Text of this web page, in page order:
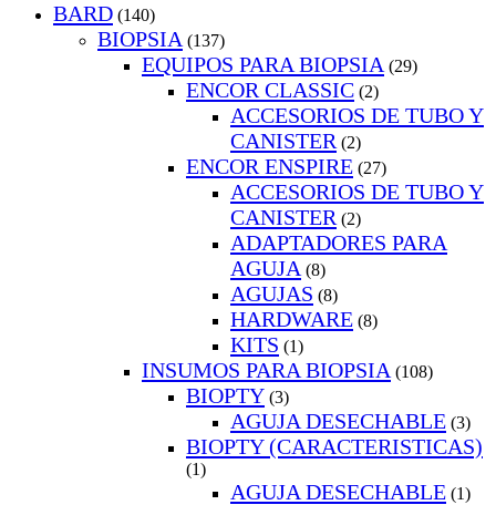
BARD (140)
BIOPSIA (137)
EQUIPOS PARA BIOPSIA (29)
ENCOR CLASSIC (2)
ACCESORIOS DE TUBO Y
CANISTER (2)
ENCOR ENSPIRE (27)
ACCESORIOS DE TUBO Y
CANISTER (2)
ADAPTADORES PARA
AGUJA (8)
AGUJAS (8)
HARDWARE (8)
KITS (1)
INSUMOS PARA BIOPSIA (108)
BIOPTY (3)
AGUJA DESECHABLE (3)
BIOPTY (CARACTERISTICAS)
(1)
AGUJA DESECHABLE (1)